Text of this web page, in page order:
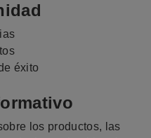
éxito
los productos, las